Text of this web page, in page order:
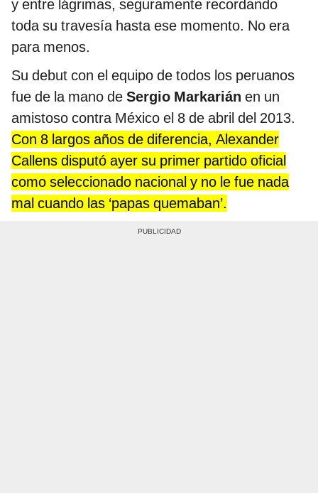
y entre lágrimas, seguramente recordando
toda su travesía hasta ese momento. No era
para menos.
Su debut con el equipo de todos los peruanos
fue de la mano de Sergio Markarián en un
amistoso contra México el 8 de abril del 2013.
Con 8 largos años de diferencia, Alexander
Callens disputó ayer su primer partido oficial
como seleccionado nacional y no le fue nada
mal cuando las ‘papas quemaban’.